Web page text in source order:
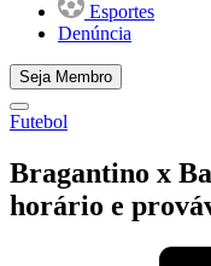
Esportes
Denúncia
Seja Membro
Futebol
Bragantino x
horário e